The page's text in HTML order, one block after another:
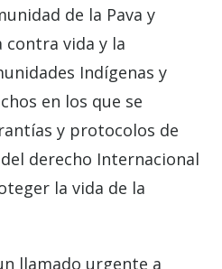
de la Pava y
contra vida y la
Indígenas y
en los que se
y protocolos de
derecho Internacional
la vida de la
llamado urgente a